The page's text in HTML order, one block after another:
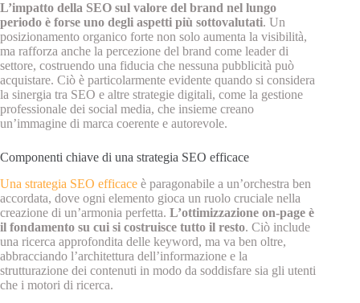
L’impatto della SEO sul valore del brand nel lungo
periodo è forse uno degli aspetti più sottovalutati. Un
posizionamento organico forte non solo aumenta la visibilità,
ma rafforza anche la percezione del brand come leader di
settore, costruendo una fiducia che nessuna pubblicità può
acquistare. Ciò è particolarmente evidente quando si considera
la sinergia tra SEO e altre strategie digitali, come la gestione
professionale dei social media, che insieme creano
un’immagine di marca coerente e autorevole.
Componenti chiave di una strategia SEO efficace
Una strategia SEO efficace è paragonabile a un’orchestra ben
accordata, dove ogni elemento gioca un ruolo cruciale nella
creazione di un’armonia perfetta. L’ottimizzazione on-page è
il fondamento su cui si costruisce tutto il resto. Ciò include
una ricerca approfondita delle keyword, ma va ben oltre,
abbracciando l’architettura dell’informazione e la
strutturazione dei contenuti in modo da soddisfare sia gli utenti
che i motori di ricerca.